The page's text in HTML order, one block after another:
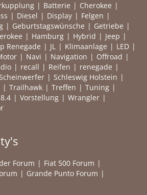
Batterie
Cherokee
Diesel Display
Felgen
Geburtstagswünsche
Getriebe
Hamburg Hybrid
Jeep
Renegade JL Klimaanlage
LED
Navi Navigation
Offroad
recall Reifen
renegade
Schleswig Holstein
Trailhawk Treffen
Tuning
Vorstellung
Wrangler
Forum
Fiat 500 Forum
Grande Punto Forum